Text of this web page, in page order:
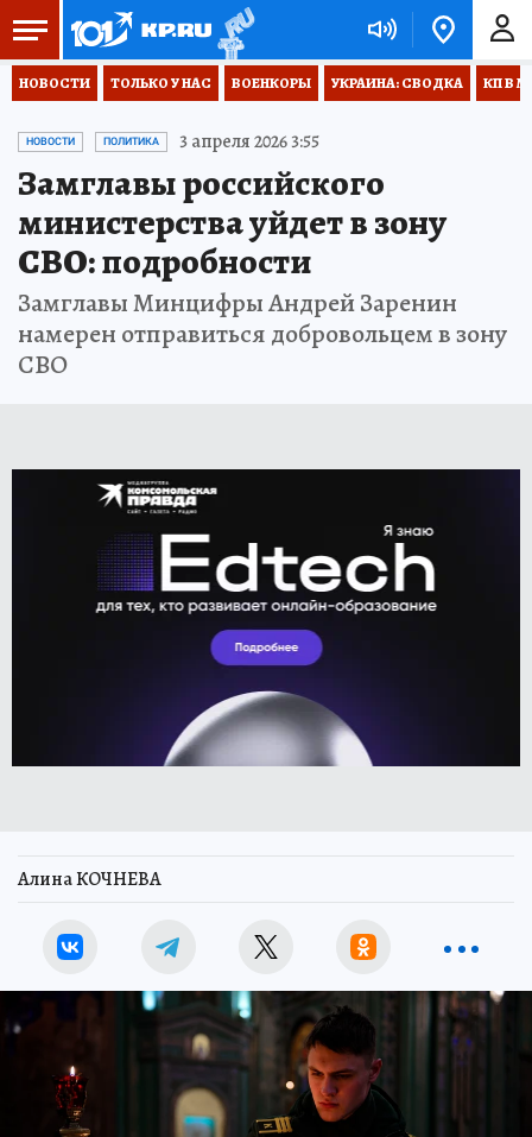
НОВОСТИ ТОЛЬКО У НАС ВОЕНКОРЫ УКРАИНА: СВОДКА КП В
НОВОСТИ ПОЛИТИКА 3 апреля 2026 3:55
Замглавы российского
министерства уйдет в зону
СВО: подробности
Замглавы Минцифры Андрей Заренин
намерен отправиться добровольцем в зону
СВО
Алина КОЧНЕВА